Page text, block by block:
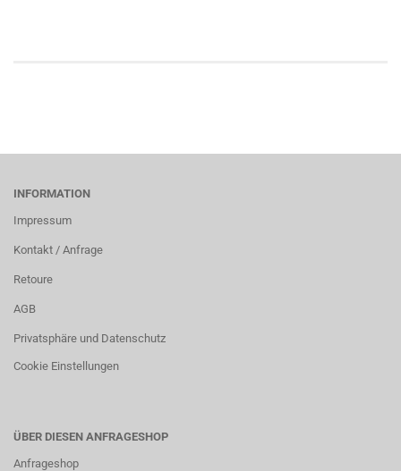
INFORMATION
Impressum
Kontakt / Anfrage
Retoure
AGB
Privatsphäre und Datenschutz
Cookie Einstellungen
ÜBER DIESEN ANFRAGESHOP
Anfrageshop